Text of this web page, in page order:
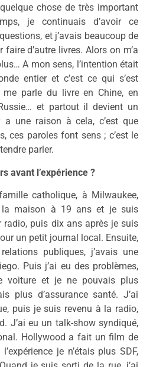
chose de très important
je continuais d’avoir ce
et j’avais beaucoup de
d’autre livres. Alors on m’a
A mon sens, l’intention était
entier et c’est ce qui s’est
me parle du livre en Chine, en
et partout il devient un
a une raison à cela, c’est que
ces paroles font sens ; c’est le
parler.
avant l’expérience ?
catholique, à Milwaukee,
la maison à 19 ans et je suis
radio, puis dix ans après je suis
un petit journal local. Ensuite,
publiques, j’avais une
Puis j’ai eu des problèmes,
voiture et je ne pouvais plus
plus d’assurance santé. J’ai
puis je suis revenu à la radio,
J’ai eu un talk-show syndiqué,
Hollywood a fait un film de
je n’étais plus SDF,